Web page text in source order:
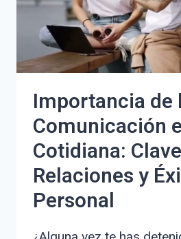
CLARAS
Y
CONSEJOS
Importancia de
Comunicación
Cotidiana:
Relaciones y
Personal